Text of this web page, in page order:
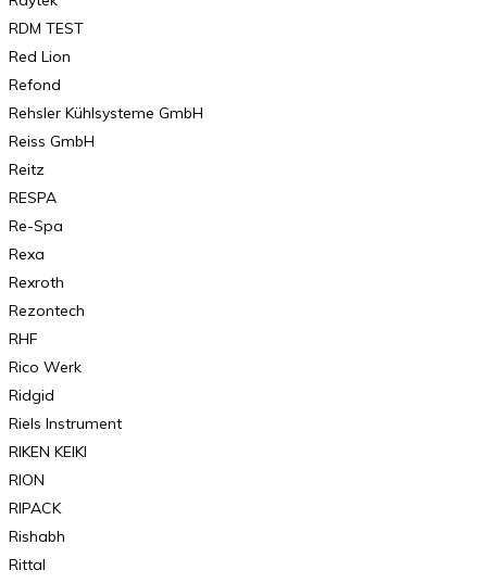
RDM TEST
Red Lion
Refond
Rehsler Kühlsysteme GmbH
Reiss GmbH
Reitz
RESPA
Re-Spa
Rexa
Rexroth
Rezontech
RHF
Rico Werk
Ridgid
Riels Instrument
RIKEN KEIKI
RION
RIPACK
Rishabh
Rittal